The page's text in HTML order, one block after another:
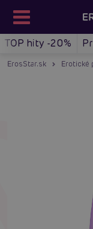
TOP hity -20%
ErosStar.sk Erotické